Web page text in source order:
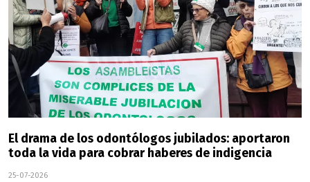
El drama de los odontólogos jubilados: aportaron
toda la vida para cobrar haberes de indigencia
25-07-2026